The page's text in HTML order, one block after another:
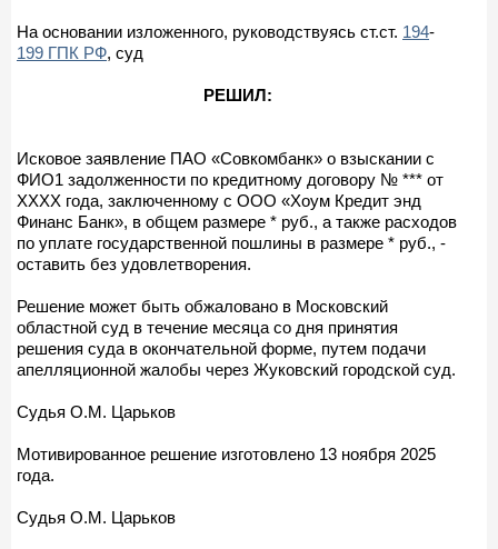
На основании изложенного, руководствуясь ст.ст. 194-
199 ГПК РФ, суд
РЕШИЛ:
Исковое заявление ПАО «Совкомбанк» о взыскании с
ФИО1 задолженности по кредитному договору № *** от
ХХХХ года, заключенному с ООО «Хоум Кредит энд
Финанс Банк», в общем размере * руб., а также расходов
по уплате государственной пошлины в размере * руб., -
оставить без удовлетворения.
Решение может быть обжаловано в Московский
областной суд в течение месяца со дня принятия
решения суда в окончательной форме, путем подачи
апелляционной жалобы через Жуковский городской суд.
Судья О.М. Царьков
Мотивированное решение изготовлено 13 ноября 2025
года.
Судья О.М. Царьков